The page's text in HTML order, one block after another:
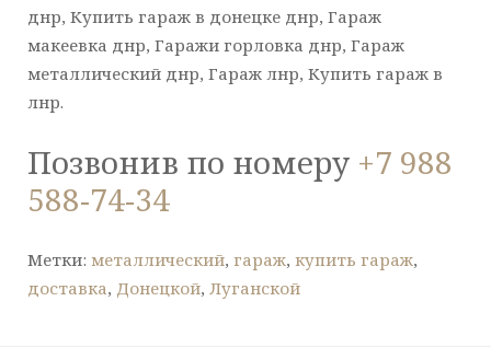
днр, Купить гараж в донецке днр, Гараж
макеевка днр, Гаражи горловка днр, Гараж
металлический днр, Гараж лнр, Купить гараж в
лнр.
Позвонив по номеру +7 988
588-74-34
Метки: металлический, гараж, купить гараж,
доставка, Донецкой, Луганской